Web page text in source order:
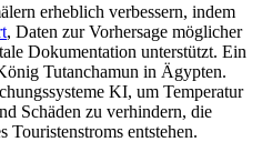
erheblich verbessern, indem
, Daten zur Vorhersage möglicher
Dokumentation unterstützt. Ein
Tutanchamun in Ägypten.
KI, um Temperatur
Schäden zu verhindern, die
Touristenstroms entstehen.